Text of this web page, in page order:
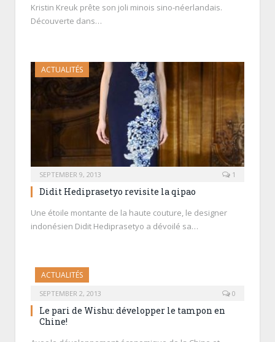
Kristin Kreuk prête son joli minois sino-néerlandais.
Découverte dans…
ACTUALITÉS
SEPTEMBER 9, 2013 1
Didit Hediprasetyo revisite la qipao
Une étoile montante de la haute couture, le designer
indonésien Didit Hediprasetyo a dévoilé sa…
ACTUALITÉS
SEPTEMBER 2, 2013 0
Le pari de Wishu: développer le tampon en
Chine!